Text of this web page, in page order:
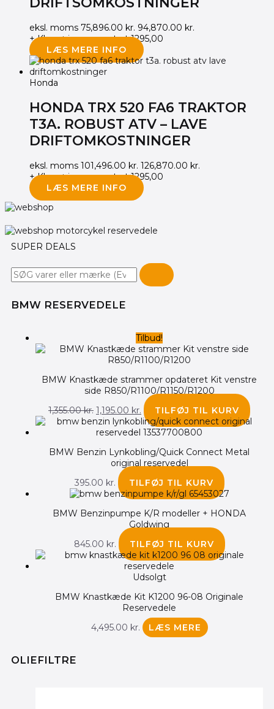
eksl. moms 75,896.00 kr. 94,870.00 kr.
+ Klargøring og opstart 1295,00
LÆS MERE INFO
Honda
HONDA TRX 520 FA6 TRAKTOR
T3A. ROBUST ATV – LAVE
DRIFTOMKOSTNINGER
eksl. moms 101,496.00 kr. 126,870.00 kr.
+ Klargøring og opstart 1295,00
LÆS MERE INFO
SUPER DEALS
Søg
BMW RESERVEDELE
Tilbud!
BMW Knastkæde strammer opdateret Kit venstre
side R850/R1100/R1150/R1200
1,355.00kr.
oprindelige
pris
var:
1,195.00 kr.
aktuelle
pris
er:
TILFØJ TIL KURV
BMW Benzin Lynkobling/Quick Connect Metal
original reservedel
395.00 kr. TILFØJ TIL KURV
BMW Benzinpumpe K/R modeller + HONDA
Goldwing
845.00 kr. TILFØJ TIL KURV
Udsolgt
BMW Knastkæde Kit K1200 96-08 Originale
Reservedele
4,495.00 kr. LÆS MERE
OLIEFILTRE